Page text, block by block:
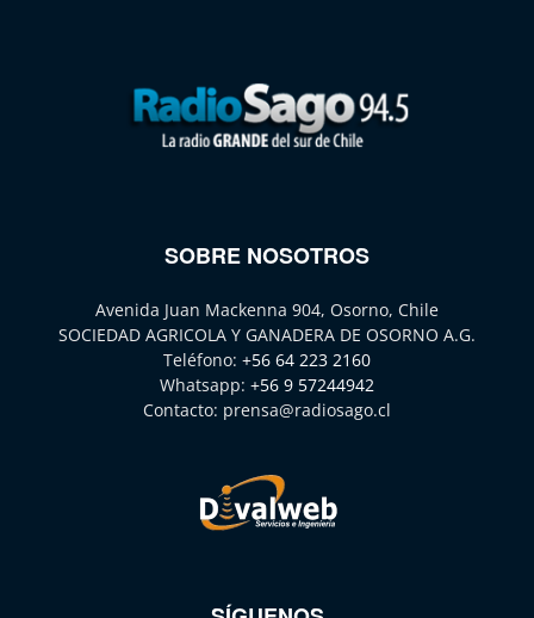
SOBRE NOSOTROS
Avenida Juan Mackenna 904, Osorno, Chile
SOCIEDAD AGRICOLA Y GANADERA DE OSORNO A.G.
Teléfono: +56 64 223 2160
Whatsapp: +56 9 57244942
Contacto: prensa@radiosago.cl